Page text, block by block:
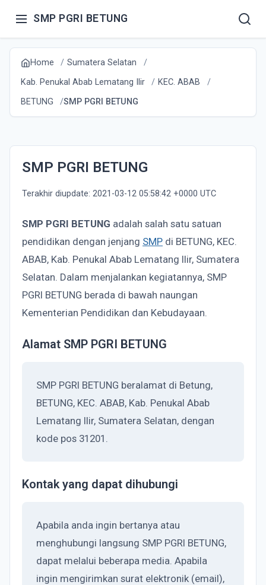
SMP PGRI BETUNG
Home
Sumatera Selatan
Kab. Penukal Abab Lematang Ilir
KEC. ABAB
BETUNG
SMP PGRI BETUNG
SMP PGRI BETUNG
Terakhir diupdate: 2021-03-12 05:58:42 +0000 UTC
SMP PGRI BETUNG adalah salah satu satuan
pendidikan dengan jenjang SMP di BETUNG, KEC.
ABAB, Kab. Penukal Abab Lematang Ilir, Sumatera
Selatan. Dalam menjalankan kegiatannya, SMP
PGRI BETUNG berada di bawah naungan
Kementerian Pendidikan dan Kebudayaan.
Alamat SMP PGRI BETUNG
SMP PGRI BETUNG beralamat di Betung,
BETUNG, KEC. ABAB, Kab. Penukal Abab
Lematang Ilir, Sumatera Selatan, dengan
kode pos 31201.
Kontak yang dapat dihubungi
Apabila anda ingin bertanya atau
menghubungi langsung SMP PGRI BETUNG,
dapat melalui beberapa media. Apabila
ingin mengirimkan surat elektronik (email),